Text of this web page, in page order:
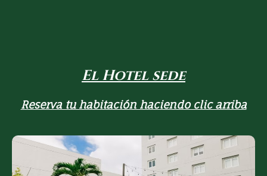
El Hotel sede
Reserva tu habitación haciendo clic arriba